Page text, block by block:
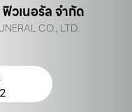
วเนอรัล จำกัด
CO., LTD.